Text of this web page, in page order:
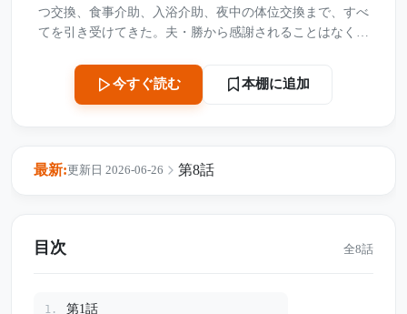
つ交換、食事介助、入浴介助、夜中の体位交換まで、すべ
てを引き受けてきた。夫・勝から感謝されることはなく、
ら」と耐え続けていた。 しかしある夜、介護を終えた静江
に、勝は突然こう告げる。 「離婚してくれ。老後の面倒ま
で見るのは、もう無理だ」 さらに勝の口から語られたの
間、静江の中で何かが静かに切れる。 翌朝、彼女は荷物を
た介護の現実。 捨てられたはずの妻が自由を取り戻した
今すぐ読む 本棚に追加
最新: 第8話
更新日 2026-06-26
目次 全8話
1. 第1話